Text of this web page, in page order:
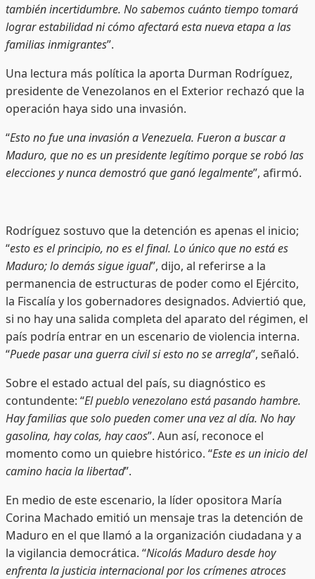
también incertidumbre. No sabemos cuánto tiempo tomará
lograr estabilidad ni cómo afectará esta nueva etapa a las
familias inmigrantes”.
Una lectura más política la aporta Durman Rodríguez,
presidente de Venezolanos en el Exterior rechazó que la
operación haya sido una invasión.
“Esto no fue una invasión a Venezuela. Fueron a buscar a
Maduro, que no es un presidente legítimo porque se robó las
elecciones y nunca demostró que ganó legalmente”, afirmó.
Rodríguez sostuvo que la detención es apenas el inicio;
“esto es el principio, no es el final. Lo único que no está es
Maduro; lo demás sigue igual”, dijo, al referirse a la
permanencia de estructuras de poder como el Ejército,
la Fiscalía y los gobernadores designados. Adviertió que,
si no hay una salida completa del aparato del régimen, el
país podría entrar en un escenario de violencia interna.
“Puede pasar una guerra civil si esto no se arregla”, señaló.
Sobre el estado actual del país, su diagnóstico es
contundente: “El pueblo venezolano está pasando hambre.
Hay familias que solo pueden comer una vez al día. No hay
gasolina, hay colas, hay caos”. Aun así, reconoce el
momento como un quiebre histórico. “Este es un inicio del
camino hacia la libertad”.
En medio de este escenario, la líder opositora María
Corina Machado emitió un mensaje tras la detención de
Maduro en el que llamó a la organización ciudadana y a
la vigilancia democrática. “Nicolás Maduro desde hoy
enfrenta la justicia internacional por los crímenes atroces